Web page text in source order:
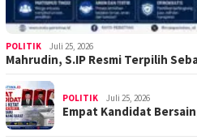
POLITIK Juli 25, 2026
Mahrudin, S.IP Resmi Terpilih
POLITIK Juli 25, 2026
Empat Kandidat